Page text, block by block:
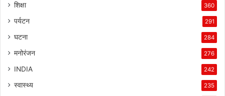
शिक्षा 360
पर्यटन 291
घटना 284
मनोरंजन 276
INDIA 242
स्वास्थ्य 235